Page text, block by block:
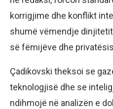
korrigjime dhe konflikt
shumë vëmendje
së fëmijëve dhe
Çadikovski theksoi se
teknologjisë dhe se
ndihmojë në analizën e